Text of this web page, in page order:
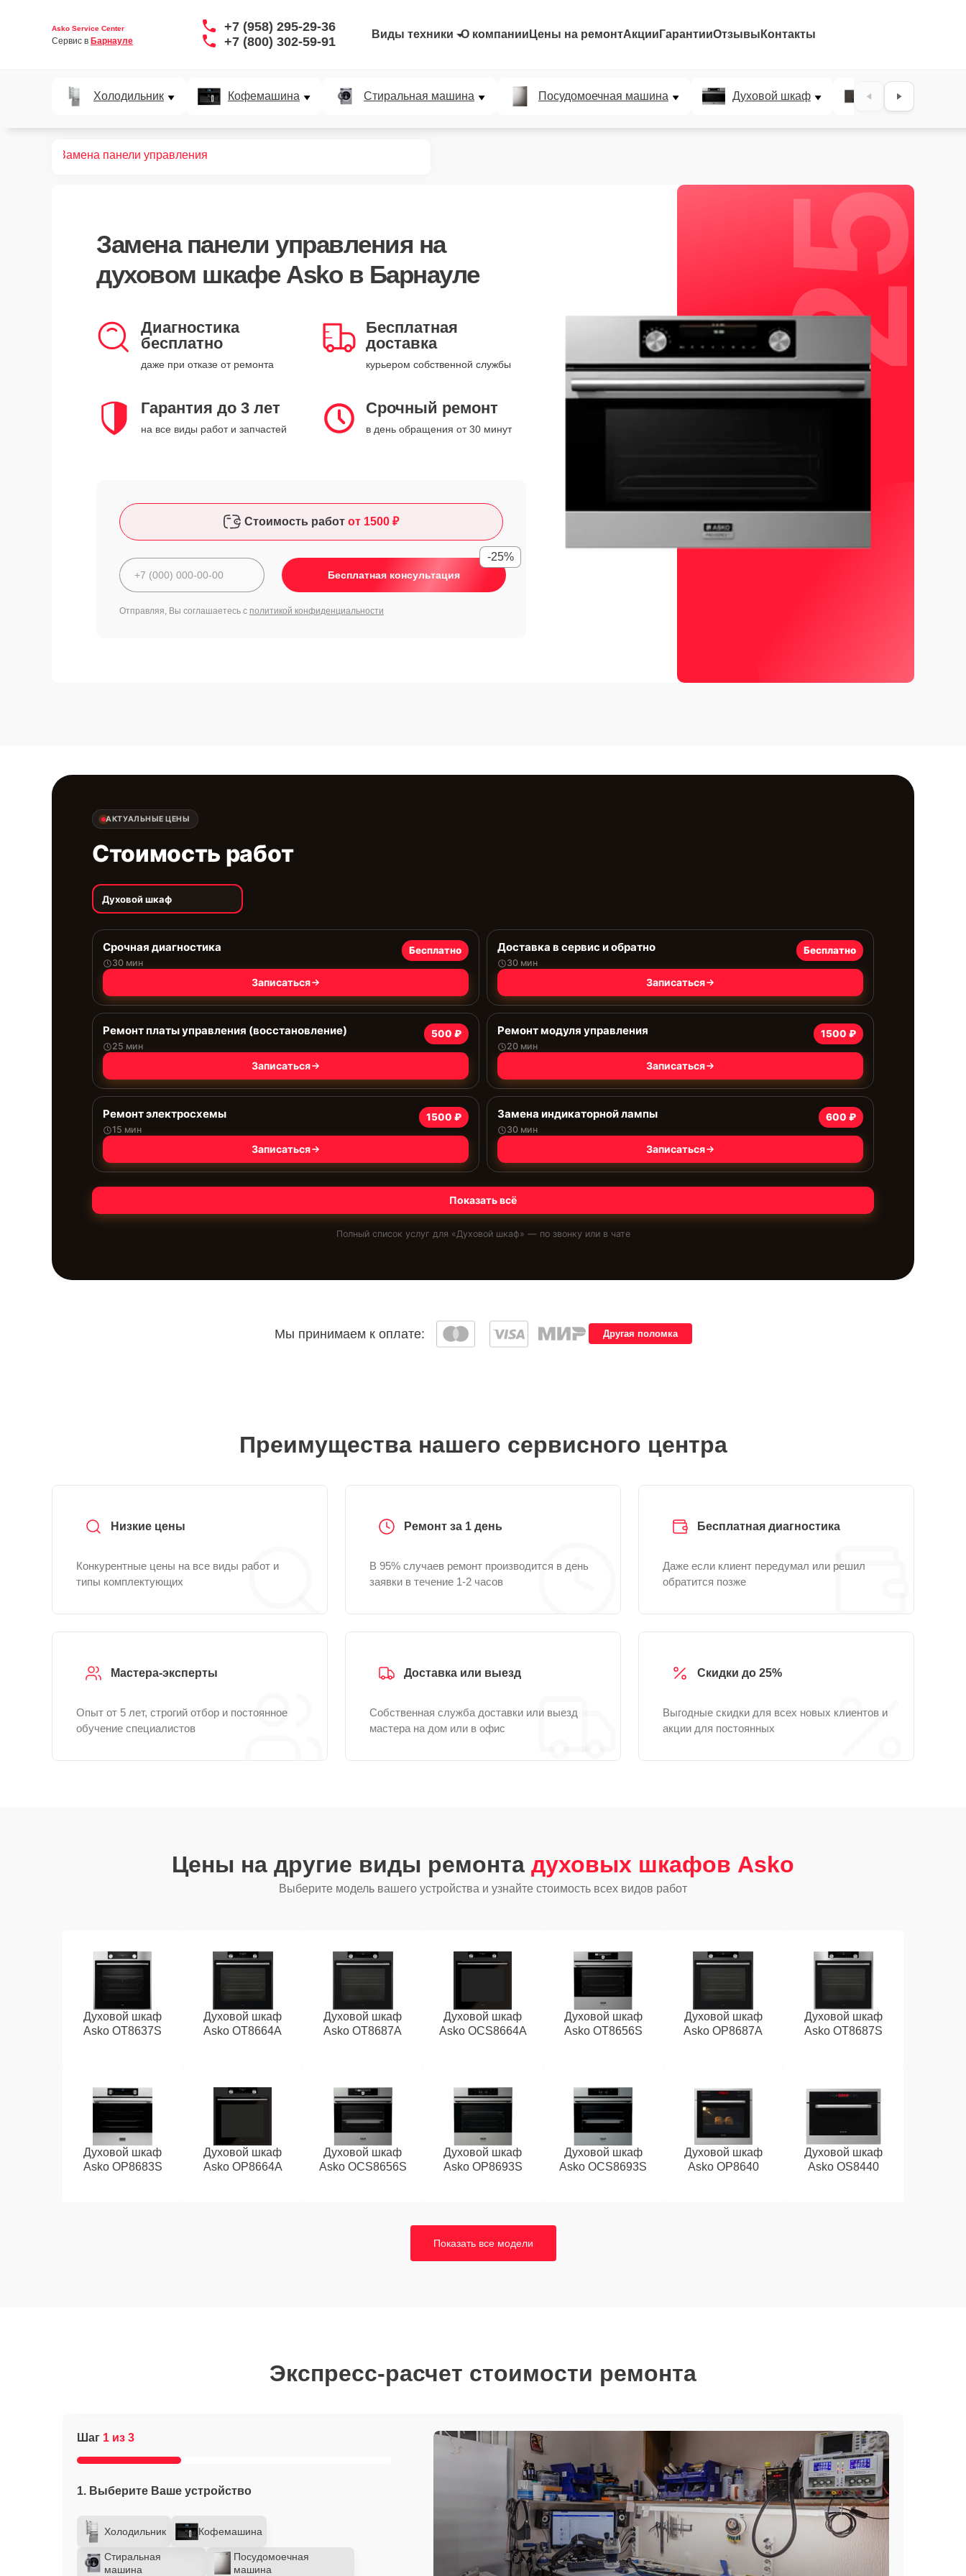
Asko Service Center
Сервис в Барнауле
+7 (958) 295-29-36
+7 (800) 302-59-91
Виды техники О компании Цены на ремонтАкции ГарантииОтзывы Контакты
Холодильник Кофемашина Стиральная машина Посудомоечная машина Духовой шкаф Варочная
Замена панели управления
Замена панели управления на
духовом шкафе Asko в Барнауле
Диагностика
бесплатно
даже при отказе от ремонта
Бесплатная
доставка
курьером собственной службы
Гарантия до 3 лет
на все виды работ и запчастей
Срочный ремонт
в день обращения от 30 минут
Стоимость работ от 1500 ₽
Бесплатная консультация
-25%
Отправляя, Вы соглашаетесь с политикой конфиденциальности
25%
АКТУАЛЬНЫЕ ЦЕНЫ
Стоимость работ
Духовой шкаф
Срочная диагностика
30 мин
Бесплатно
Записаться
Доставка в сервис и обратно
30 мин
Бесплатно
Записаться
Ремонт платы управления (восстановление)
25 мин
500 ₽
Записаться
Ремонт модуля управления
20 мин
1500 ₽
Записаться
Ремонт электросхемы
15 мин
1500 ₽
Записаться
Замена индикаторной лампы
30 мин
600 ₽
Записаться
Показать всё
Полный список услуг для «Духовой шкаф» — по звонку или в чате
Мы принимаем к оплате: Другая поломка
Преимущества нашего сервисного центра
Низкие цены
Конкурентные цены на все виды работ и
типы комплектующих
Ремонт за 1 день
В 95% случаев ремонт производится в день
заявки в течение 1-2 часов
Бесплатная диагностика
Даже если клиент передумал или решил
обратится позже
Мастера-эксперты
Опыт от 5 лет, строгий отбор и постоянное
обучение специалистов
Доставка или выезд
Собственная служба доставки или выезд
мастера на дом или в офис
Скидки до 25%
Выгодные скидки для всех новых клиентов и
акции для постоянных
Цены на другие виды ремонта духовых шкафов Asko
Выберите модель вашего устройства и узнайте стоимость всех видов работ
Духовой шкаф
Asko OT8637S
Духовой шкаф
Asko OT8664A
Духовой шкаф
Asko OT8687A
Духовой шкаф
Asko OCS8664A
Духовой шкаф
Asko OT8656S
Духовой шкаф
Asko OP8687A
Духовой шкаф
Asko OT8687S
Духовой шкаф
Asko OP8683S
Духовой шкаф
Asko OP8664A
Духовой шкаф
Asko OCS8656S
Духовой шкаф
Asko OP8693S
Духовой шкаф
Asko OCS8693S
Духовой шкаф
Asko OP8640
Духовой шкаф
Asko OS8440
Показать все модели
Экспресс-расчет стоимости ремонта
Шаг 1 из 3
1. Выберите Ваше устройство
Холодильник Кофемашина
Стиральная
машина
Посудомоечная
машина